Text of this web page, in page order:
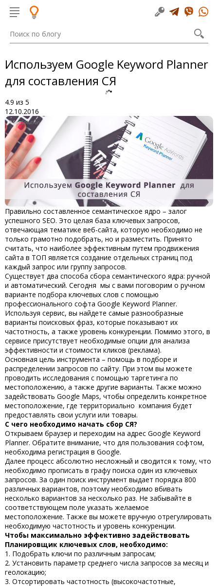
Используем Google Keyword Planner
для составления СЯ
4.9 из 5
12.10.2016
Правильно составленное семантическое ядро – залог
успешного SEO. Это целая база ключевых запросов,
отвечающая тематике веб-сайта, которую необходимо не
только грамотно подобрать, но и разместить. Принято
считать, что наиболее эффективным путем продвижения
сайта в ТОП является создание отдельных страниц под
каждый запрос или группу запросов.
Существует два способа сбора семантического ядра: ручной
и автоматический. Сегодня мы с вами поговорим о ручном
варианте подбора ключевых слов с помощью
профессионального софта Google Keyword Planner.
Используя сервис, вы найдете самые разнообразные
варианты поисковых фраз, которые показывают их
частотность, а также уровень конкуренции. Помимо этого, в
сервисе присутствует необходимые опции для анализа
эффективности и стоимости кликов (реклама).
Основная цель инструмента – помощь в подборе и
распределении запросов по сайту. При этом вы можете
проводить исследования с помощью таргетинга по
местоположению, а также другие варианты. Также можно
задействовать Google Maps, чтобы определить конкретное
местоположение, где территориально компания будет
предоставлять свои услуги или товары.
С чего необходимо начать сбор СЯ?
Открываем браузер и переходим на адрес Google Keyword
Planner. Обратите внимание, что для пользования софтом,
необходима регистрация в Google.
Далее процесс абсолютно несложный и сводится к тому, что
необходимо прописать в графу поиска один из ключевых
запросов. За один поиск инструмент выдает порядка 800
различных вариантов, поэтому необходимо вбивать
несколько вариантов за несколько раз. Не забывайте в
соответствующем поле указать желаемое
местоположение. Также вы можете вручную отрегулировать
необходимую частотность и уровень конкуренции.
Чтобы максимально эффективно задействовать
Планировщик ключевых слов, необходимо:
1. Подобрать ключи по различным запросам;
2. Установить параметр среднего числа запросов за месяц и
геолокацию;
3. Отсортировать частотность (высокочастотные,